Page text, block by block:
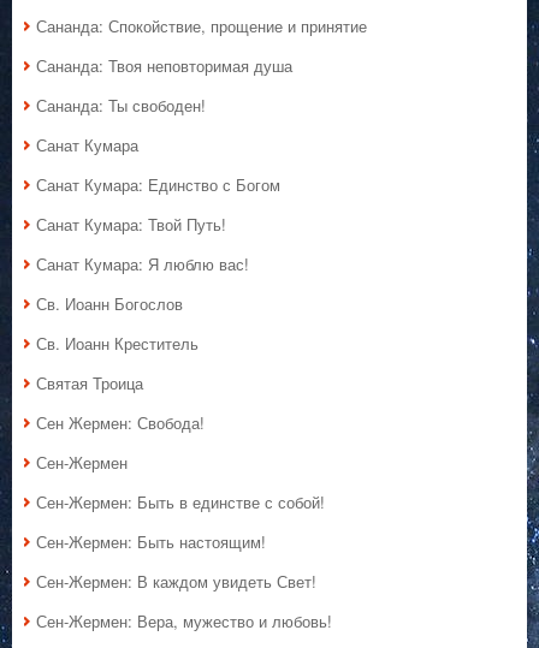
Сананда: Спокойствие, прощение и принятие
Сананда: Твоя неповторимая душа
Сананда: Ты свободен!
Санат Кумара
Санат Кумара: Единство с Богом
Санат Кумара: Твой Путь!
Санат Кумара: Я люблю вас!
Св. Иоанн Богослов
Св. Иоанн Креститель
Святая Троица
Сен Жермен: Свобода!
Сен-Жермен
Сен-Жермен: Быть в единстве с собой!
Сен-Жермен: Быть настоящим!
Сен-Жермен: В каждом увидеть Свет!
Сен-Жермен: Вера, мужество и любовь!